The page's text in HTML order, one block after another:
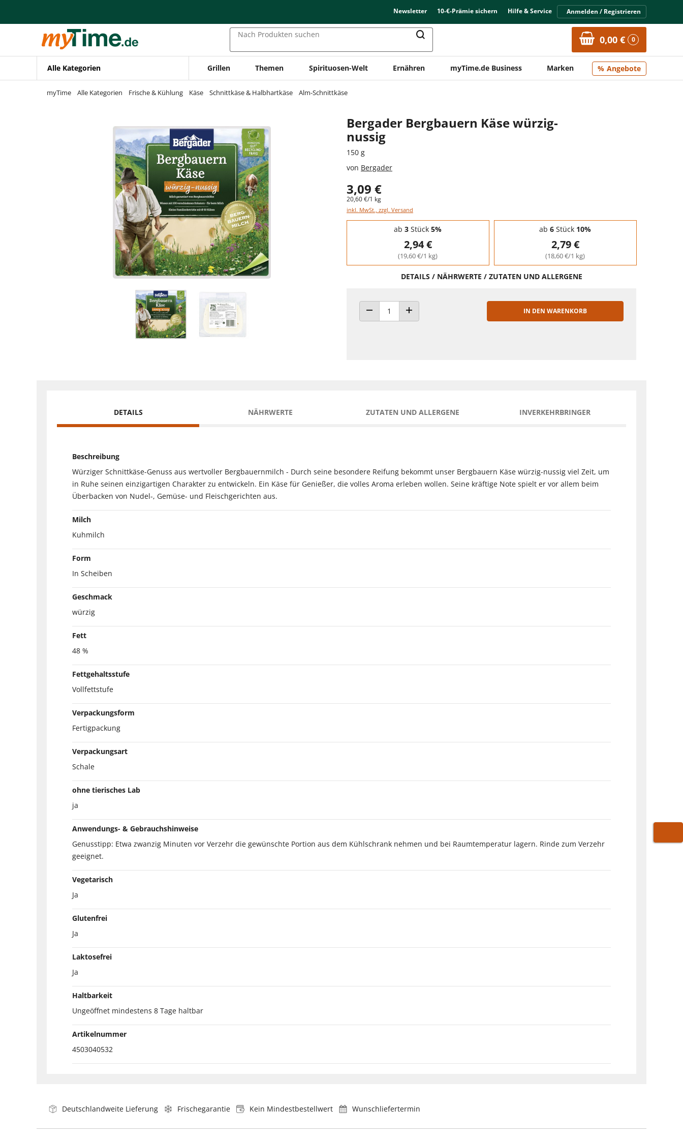
Zur Navigation springen
Zur Suche springen
Newsletter 10-€-Prämie sichern Hilfe & Service Anmelden / Registrieren
Nach Produkten suchen 0,00 € 0
Alle Kategorien Grillen Themen Spirituosen-Welt Ernähren myTime.de Business Marken Angebote
myTime Alle Kategorien Frische & Kühlung Käse Schnittkäse & Halbhartkäse Alm-Schnittkäse
Bergader Bergbauern Käse würzig-
nussig
150 g
von Bergader
3,09 €
20,60 €/1 kg
inkl. MwSt., zzgl. Versand
Staffelpreise - Mengenrabatt
ab 3 Stück 5%
2,94 €
(19,60 €/1 kg)
ab 6 Stück 10%
2,79 €
(18,60 €/1 kg)
DETAILS / NÄHRWERTE / ZUTATEN UND ALLERGENE
ANZAHL VERRINGERNANZAHL ERHÖHEN
IN DEN WARENKORB
DETAILS NÄHRWERTE ZUTATEN UND ALLERGENE INVERKEHRBRINGER
Beschreibung
Würziger Schnittkäse-Genuss aus wertvoller Bergbauernmilch - Durch seine besondere Reifung bekommt unser Bergbauern Käse würzig-nussig viel Zeit, um
in Ruhe seinen einzigartigen Charakter zu entwickeln. Ein Käse für Genießer, die volles Aroma erleben wollen. Seine kräftige Note spielt er vor allem beim
Überbacken von Nudel-, Gemüse- und Fleischgerichten aus.
Milch
Kuhmilch
Form
In Scheiben
Geschmack
würzig
Fett
48 %
Fettgehaltsstufe
Vollfettstufe
Verpackungsform
Fertigpackung
Verpackungsart
Schale
ohne tierisches Lab
ja
Anwendungs- & Gebrauchshinweise
Genusstipp: Etwa zwanzig Minuten vor Verzehr die gewünschte Portion aus dem Kühlschrank nehmen und bei Raumtemperatur lagern. Rinde zum Verzehr
geeignet.
Vegetarisch
Ja
Glutenfrei
Ja
Laktosefrei
Ja
Haltbarkeit
Ungeöffnet mindestens 8 Tage haltbar
Artikelnummer
4503040532
Deutschlandweite Lieferung Frischegarantie Kein Mindestbestellwert Wunschliefertermin